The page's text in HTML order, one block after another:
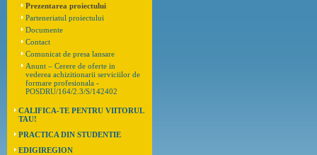
Prezentarea proiectului
Parteneriatul proiectului
Documente
Contact
Comunicat de presa lansare
Anunt – Cerere de oferte in
vederea achizitionarii serviciilor de
formare profesionala -
POSDRU/164/2.3/S/142402
CALIFICA-TE PENTRU VIITORUL
TAU!
PRACTICA DIN STUDENTIE
EDIGIREGION